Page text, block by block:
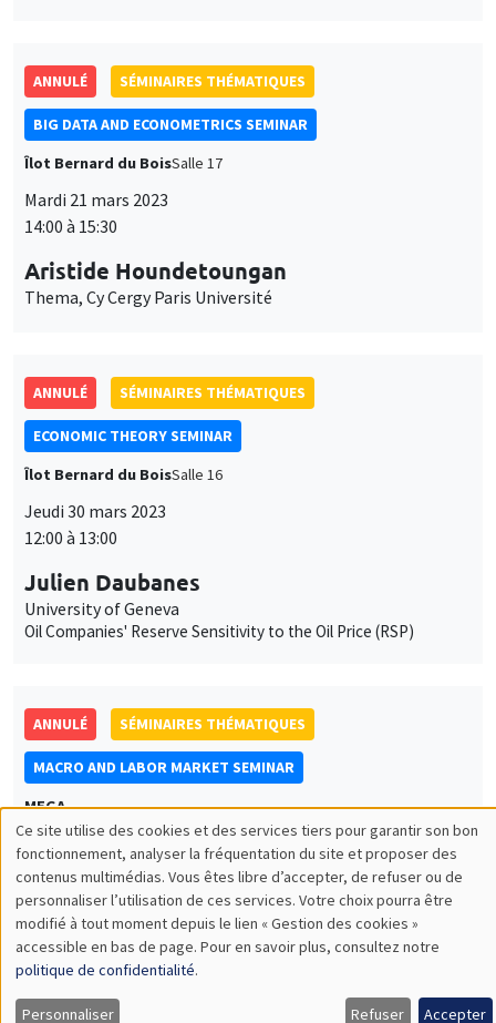
ANNULÉ SÉMINAIRES THÉMATIQUES
BIG DATA AND ECONOMETRICS SEMINAR
Îlot Bernard du BoisSalle 17
Mardi 21 mars 2023
14:00 à 15:30
Aristide Houndetoungan
Thema, Cy Cergy Paris Université
ANNULÉ SÉMINAIRES THÉMATIQUES
ECONOMIC THEORY SEMINAR
Îlot Bernard du BoisSalle 16
Jeudi 30 mars 2023
12:00 à 13:00
Julien Daubanes
University of Geneva
Oil Companies' Reserve Sensitivity to the Oil Price (RSP)
ANNULÉ SÉMINAIRES THÉMATIQUES
MACRO AND LABOR MARKET SEMINAR
MEGA
Jeudi 6 avril 2023
10:00 à 11:00
Jean Imbs
NYU Abu Dhabi
Measuring openness
Utilisation
des
données
personnelles
et
Ce site utilise des cookies et des services tiers pour garantir son bon
fonctionnement, analyser la fréquentation du site et proposer des
contenus multimédias. Vous êtes libre d’accepter, de refuser ou de
personnaliser l’utilisation de ces services. Votre choix pourra être
modifié à tout moment depuis le lien « Gestion des cookies »
accessible en bas de page. Pour en savoir plus, consultez notre
politique de confidentialité.
Personnaliser Refuser Accepter